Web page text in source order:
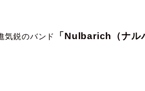
気鋭のバンド 「Nulbarich（ナル